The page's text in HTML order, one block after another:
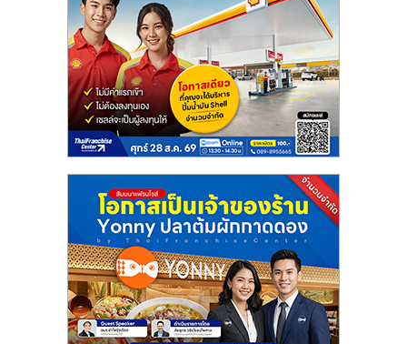
บ้าน
ลงทุน
น้อย
คืน